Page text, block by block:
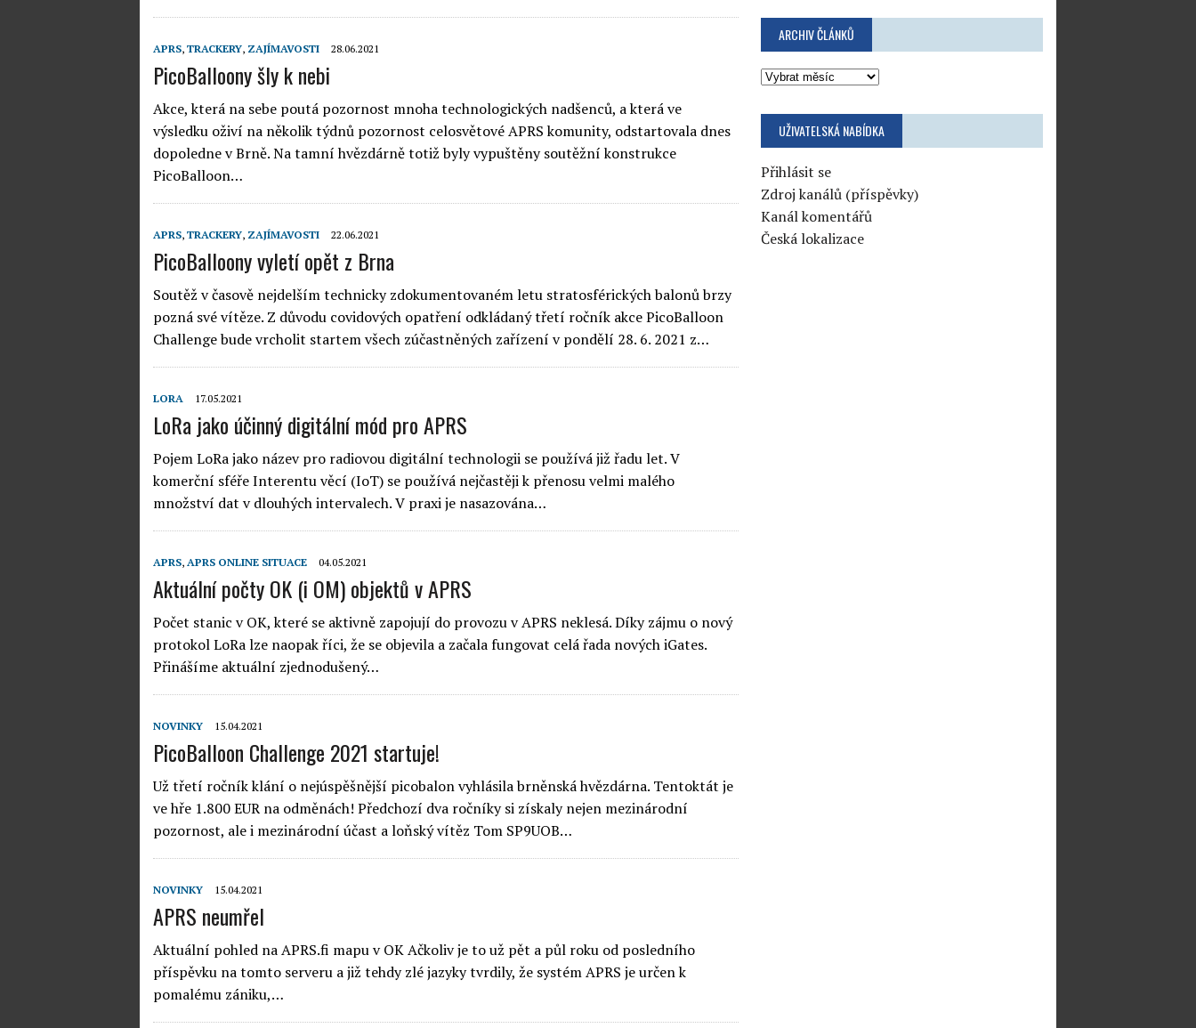
APRS, TRACKERY, ZAJÍMAVOSTI 28.06.2021
PicoBalloony šly k nebi
Akce, která na sebe poutá pozornost mnoha technologických nadšenců, a která ve
výsledku oživí na několik týdnů pozornost celosvětové APRS komunity, odstartovala dnes
dopoledne v Brně. Na tamní hvězdárně totiž byly vypuštěny soutěžní konstrukce
PicoBalloon…
APRS, TRACKERY, ZAJÍMAVOSTI 22.06.2021
PicoBalloony vyletí opět z Brna
Soutěž v časově nejdelším technicky zdokumentovaném letu stratosférických balonů brzy
pozná své vítěze. Z důvodu covidových opatření odkládaný třetí ročník akce PicoBalloon
Challenge bude vrcholit startem všech zúčastněných zařízení v pondělí 28. 6. 2021 z…
LORA 17.05.2021
LoRa jako účinný digitální mód pro APRS
Pojem LoRa jako název pro radiovou digitální technologii se používá již řadu let. V
komerční sféře Interentu věcí (IoT) se používá nejčastěji k přenosu velmi malého
množství dat v dlouhých intervalech. V praxi je nasazována…
APRS, APRS ONLINE SITUACE 04.05.2021
Aktuální počty OK (i OM) objektů v APRS
Počet stanic v OK, které se aktivně zapojují do provozu v APRS neklesá. Díky zájmu o nový
protokol LoRa lze naopak říci, že se objevila a začala fungovat celá řada nových iGates.
Přinášíme aktuální zjednodušený…
NOVINKY 15.04.2021
PicoBalloon Challenge 2021 startuje!
Už třetí ročník klání o nejúspěšnější picobalon vyhlásila brněnská hvězdárna. Tentoktát je
ve hře 1.800 EUR na odměnách! Předchozí dva ročníky si získaly nejen mezinárodní
pozornost, ale i mezinárodní účast a loňský vítěz Tom SP9UOB…
NOVINKY 15.04.2021
APRS neumřel
Aktuální pohled na APRS.fi mapu v OK Ačkoliv je to už pět a půl roku od posledního
příspěvku na tomto serveru a již tehdy zlé jazyky tvrdily, že systém APRS je určen k
pomalému zániku,…
ARCHIV ČLÁNKŮ
UŽIVATELSKÁ NABÍDKA
Přihlásit se
Zdroj kanálů (příspěvky)
Kanál komentářů
Česká lokalizace